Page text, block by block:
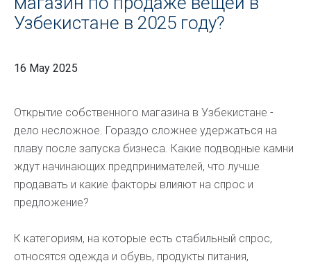
Узбекистане в 2025 году?
16 May 2025
Открытие собственного магазина в Узбекистане -
дело несложное. Гораздо сложнее удержаться на
плаву после запуска бизнеса. Какие подводные камни
ждут начинающих предпринимателей, что лучше
продавать и какие факторы влияют на спрос и
предложение?
К категориям, на которые есть стабильный спрос,
относятся одежда и обувь, продукты питания,